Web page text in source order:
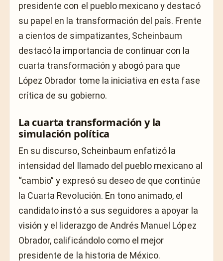
presidente con el pueblo mexicano y destacó
su papel en la transformación del país. Frente
a cientos de simpatizantes, Scheinbaum
destacó la importancia de continuar con la
cuarta transformación y abogó para que
López Obrador tome la iniciativa en esta fase
crítica de su gobierno.
La cuarta transformación y la
simulación política
En su discurso, Scheinbaum enfatizó la
intensidad del llamado del pueblo mexicano al
“cambio” y expresó su deseo de que continúe
la Cuarta Revolución. En tono animado, el
candidato instó a sus seguidores a apoyar la
visión y el liderazgo de Andrés Manuel López
Obrador, calificándolo como el mejor
presidente de la historia de México.